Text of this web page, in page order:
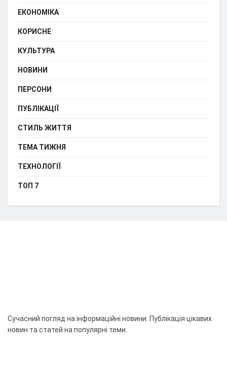
ЕКОНОМІКА
КОРИСНЕ
КУЛЬТУРА
НОВИНИ
ПЕРСОНИ
ПУБЛІКАЦІЇ
СТИЛЬ ЖИТТЯ
ТЕМА ТИЖНЯ
ТЕХНОЛОГІЇ
ТОП 7
Сучасний погляд на інформаційні новини. Публікація цікавих
новин та статей на популярні теми.